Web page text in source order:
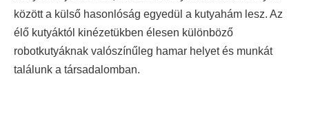
között a külső hasonlóság egyedül a kutyahám lesz. Az
élő kutyáktól kinézetükben élesen különböző
robotkutyáknak valószínűleg hamar helyet és munkát
találunk a társadalomban.